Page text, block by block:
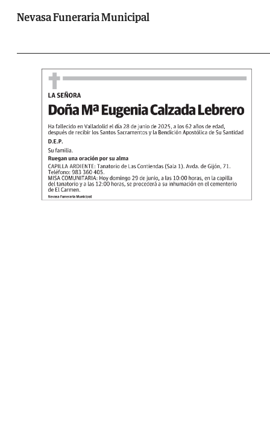
Nevasa Funeraria Municipal